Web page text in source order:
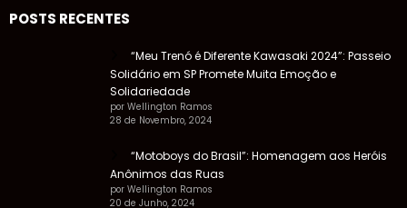
POSTS RECENTES
“Meu Trenó é Diferente Kawasaki 2024”: Passeio
Solidário em SP Promete Muita Emoção e
Solidariedade
por Wellington Ramos
28 de Novembro, 2024
“Motoboys do Brasil”: Homenagem aos Heróis
Anônimos das Ruas
por Wellington Ramos
20 de Junho, 2024